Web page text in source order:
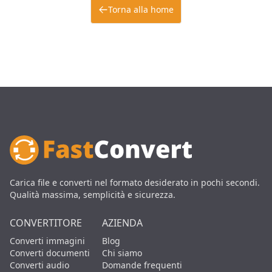
Torna alla home
Carica file e converti nel formato desiderato in pochi secondi.
Qualità massima, semplicità e sicurezza.
CONVERTITORE
Converti immagini
Converti documenti
Converti audio
AZIENDA
Blog
Chi siamo
Domande frequenti